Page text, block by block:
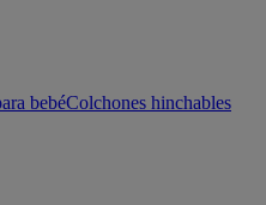
bebéColchones hinchables